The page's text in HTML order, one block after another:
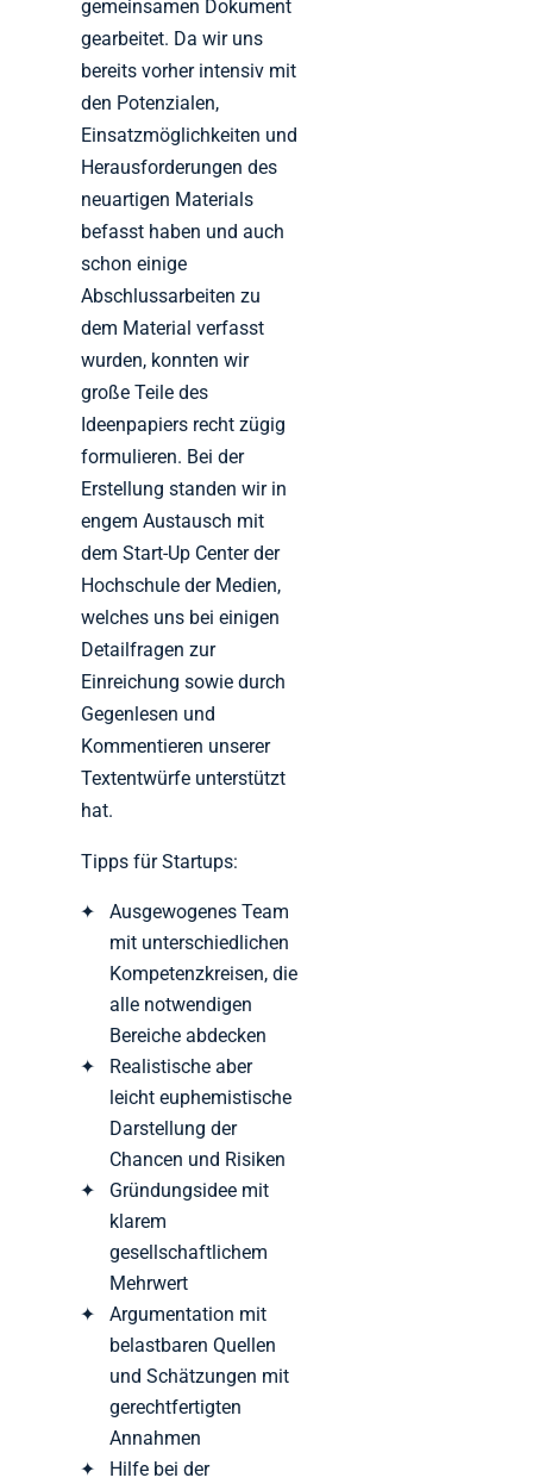
gemeinsamen Dokument
gearbeitet. Da wir uns
bereits vorher intensiv mit
den Potenzialen,
Einsatzmöglichkeiten und
Herausforderungen des
neuartigen Materials
befasst haben und auch
schon einige
Abschlussarbeiten zu
dem Material verfasst
wurden, konnten wir
große Teile des
Ideenpapiers recht zügig
formulieren. Bei der
Erstellung standen wir in
engem Austausch mit
dem Start-Up Center der
Hochschule der Medien,
welches uns bei einigen
Detailfragen zur
Einreichung sowie durch
Gegenlesen und
Kommentieren unserer
Textentwürfe unterstützt
hat.
Tipps für Startups:
Ausgewogenes Team
mit unterschiedlichen
Kompetenzkreisen, die
alle notwendigen
Bereiche abdecken
Realistische aber
leicht euphemistische
Darstellung der
Chancen und Risiken
Gründungsidee mit
klarem
gesellschaftlichem
Mehrwert
Argumentation mit
belastbaren Quellen
und Schätzungen mit
gerechtfertigten
Annahmen
Hilfe bei der